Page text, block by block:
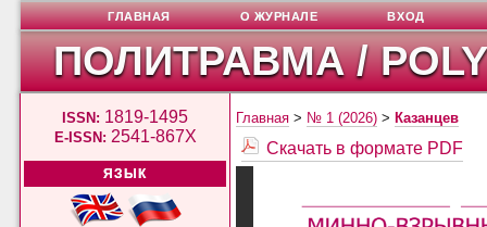
ПОЛИТРАВМА /
ISSN: 1819-1495
E-ISSN: 2541-867X
ЯЗЫК
ГЛАВНАЯ О ЖУРНАЛЕ ВХОД
Главная > № 1 (2026) > Казанцев
Скачать в формате PDF